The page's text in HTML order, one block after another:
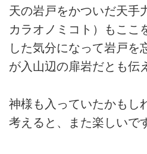
天の岩戸をかついだ天手
カラオノミコト）もここ
した気分になって岩戸を
が入山辺の扉岩だとも伝
神様も入っていたかもし
考えると、また楽しいで